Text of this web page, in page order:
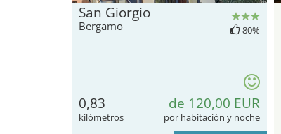
San Giorgio
Bergamo 80%
0,83
kilómetros
de 120,00 EUR
por habitación y noche